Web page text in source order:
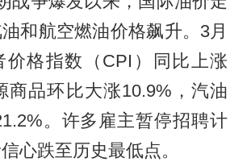
和航空燃油价格飙升。3月
价格指数（CPI）同比上涨
商品环比大涨10.9%，汽油
。许多雇主暂停招聘计
心跌至历史最低点。